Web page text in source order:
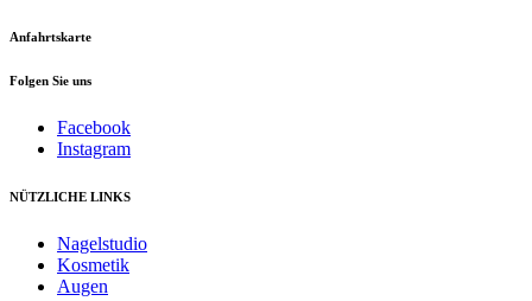
Anfahrtskarte
Folgen Sie uns
Facebook
Instagram
NÜTZLICHE LINKS
Nagelstudio
Kosmetik
Augen